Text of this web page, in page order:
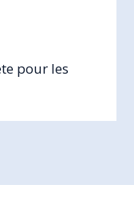
pour les